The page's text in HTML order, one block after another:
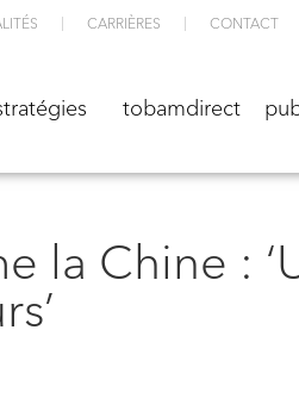
CARRIÈRES CONTACT
tobamdirect
la Chine :